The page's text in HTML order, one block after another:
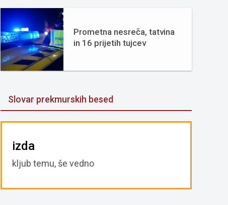
Prometna nesreča, tatvina
in 16 prijetih tujcev
Slovar prekmurskih besed
izda
kljub temu, še vedno